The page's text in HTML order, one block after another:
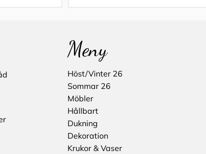
Meny
Höst/Vinter 26
Sommar 26
Möbler
Hållbart
Dukning
Dekoration
Krukor & Vaser